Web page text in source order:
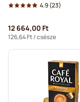
4.9(23)
12 664,00 Ft
126,64 Ft/ csésze